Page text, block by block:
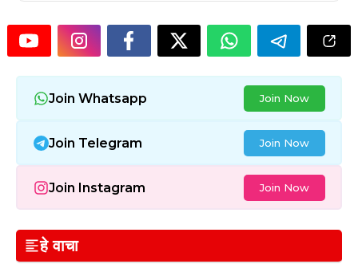
Join Whatsapp Join Now
Join Telegram Join Now
Join Instagram Join Now
हे वाचा